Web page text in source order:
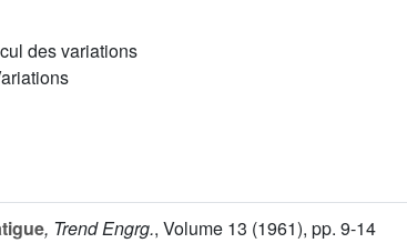
des variations
, Trend Engrg., Volume 13 (1961), pp. 9-14